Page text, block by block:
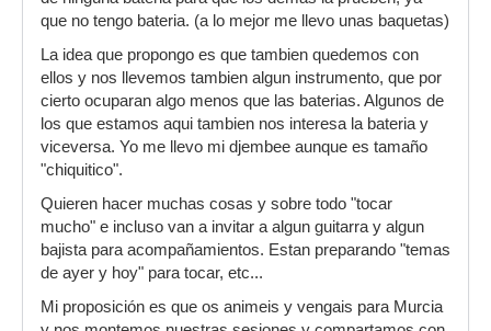
que no tengo bateria. (a lo mejor me llevo unas baquetas)
La idea que propongo es que tambien quedemos con
ellos y nos llevemos tambien algun instrumento, que por
cierto ocuparan algo menos que las baterias. Algunos de
los que estamos aqui tambien nos interesa la bateria y
viceversa. Yo me llevo mi djembee aunque es tamaño
"chiquitico".
Quieren hacer muchas cosas y sobre todo "tocar
mucho" e incluso van a invitar a algun guitarra y algun
bajista para acompañamientos. Estan preparando "temas
de ayer y hoy" para tocar, etc...
Mi proposición es que os animeis y vengais para Murcia